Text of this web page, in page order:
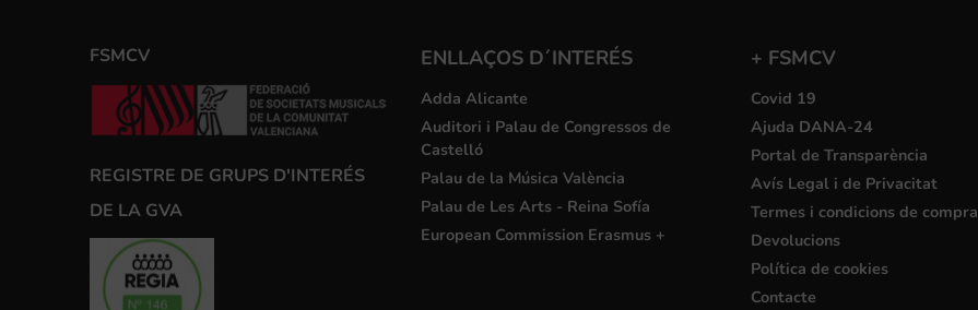
FSMCV
REGISTRE DE GRUPS D'INTERÉS
DE LA GVA
ENLLAÇOS D´INTERÉS
Adda Alicante
Auditori i Palau de Congressos de
Castelló
Palau de la Música València
Palau de Les Arts - Reina Sofía
European Commission Erasmus +
+ FSMCV
Covid 19
Ajuda DANA-24
Portal de Transparència
Avís Legal i de Privacitat
Termes i condicions de compra
Devolucions
Política de cookies
Contacte